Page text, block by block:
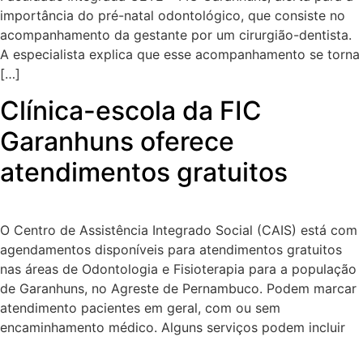
importância do pré-natal odontológico, que consiste no
acompanhamento da gestante por um cirurgião-dentista.
A especialista explica que esse acompanhamento se torna
[…]
Clínica-escola da FIC
Garanhuns oferece
atendimentos gratuitos
O Centro de Assistência Integrado Social (CAIS) está com
agendamentos disponíveis para atendimentos gratuitos
nas áreas de Odontologia e Fisioterapia para a população
de Garanhuns, no Agreste de Pernambuco. Podem marcar
atendimento pacientes em geral, com ou sem
encaminhamento médico. Alguns serviços podem incluir